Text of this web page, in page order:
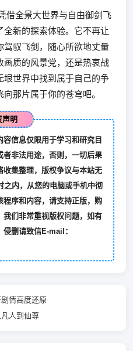
借全景大世界与自由御剑飞
新的探索体验。它不再让
驾驭飞剑，随心所欲地丈量
画质的风景党，还是热衷战
垠世界中找到属于自己的争
那片属于你的苍穹吧。
声明
信息仅限用于学习和研究目
者非法用途，否则，一切后果
集整理，版权争议与本站无
之内，从您的电脑或手机中彻
程序和内容，请支持正版，购
们非常重视版权问题，如有
删请致信E-mail：
情高度还原
人到仙尊